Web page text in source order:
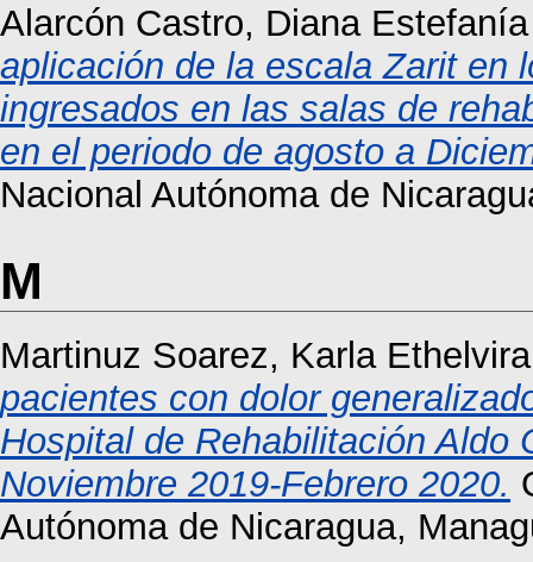
Alarcón Castro, Diana Estefanía
aplicación de la escala Zarit en
ingresados en las salas de
en el periodo de agosto a
Nacional Autónoma de
M
Martinuz Soarez, Karla Ethelvira
pacientes con dolor
Hospital de Rehabilitación Aldo
Noviembre 2019-Febrero 2020.
Autónoma de Nicaragua,